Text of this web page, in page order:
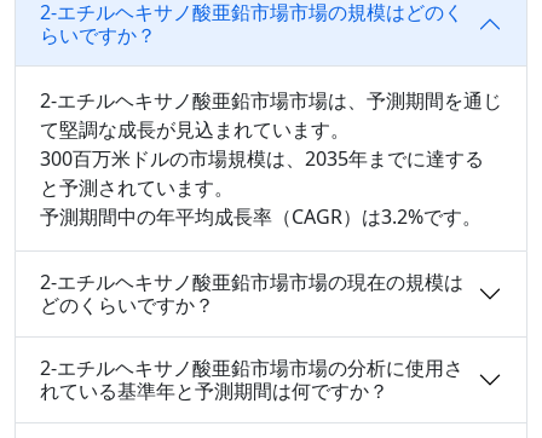
2-エチルヘキサノ酸亜鉛市場市場の規模はどのく
らいですか？
2-エチルヘキサノ酸亜鉛市場市場は、予測期間を通じ
て堅調な成長が見込まれています。
300百万米ドルの市場規模は、2035年までに達する
と予測されています。
予測期間中の年平均成長率（CAGR）は3.2%です。
2-エチルヘキサノ酸亜鉛市場市場の現在の規模は
どのくらいですか？
2-エチルヘキサノ酸亜鉛市場市場の分析に使用さ
れている基準年と予測期間は何ですか？